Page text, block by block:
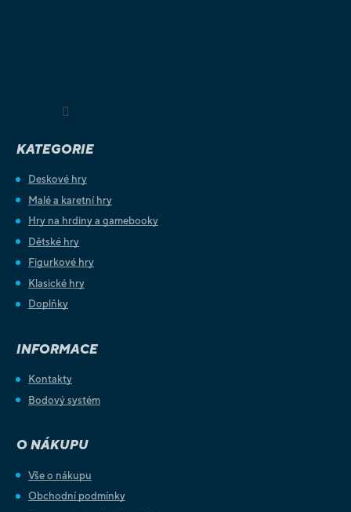
KATEGORIE
Deskové hry
Malé a karetní hry
Hry na hrdiny a gamebooky
Dětské hry
Figurkové hry
Klasické hry
Doplňky
INFORMACE
Kontakty
Bodový systém
O NÁKUPU
Vše o nákupu
Obchodní podmínky